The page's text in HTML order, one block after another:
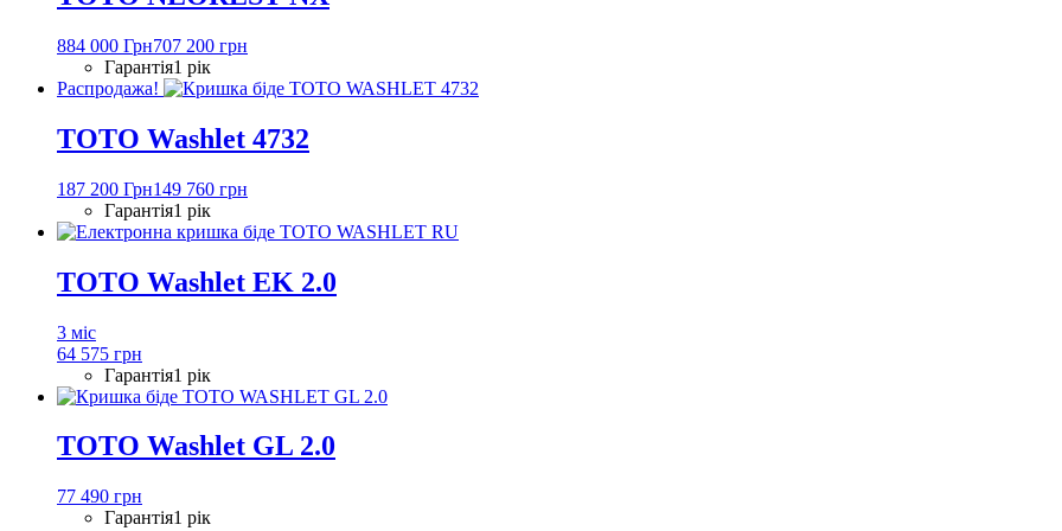
884 000 Грн707 200 грн
Гарантія1 рік
Распродажа!
TOTO Washlet 4732
187 200 Грн149 760 грн
Гарантія1 рік
TOTO Washlet EK 2.0
3 міс
64 575 грн
Гарантія1 рік
TOTO Washlet GL 2.0
77 490 грн
Гарантія1 рік